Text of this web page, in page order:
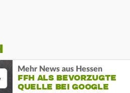
Mehr News aus Hessen
FFH ALS BEVORZUGTE
QUELLE BEI GOOGLE